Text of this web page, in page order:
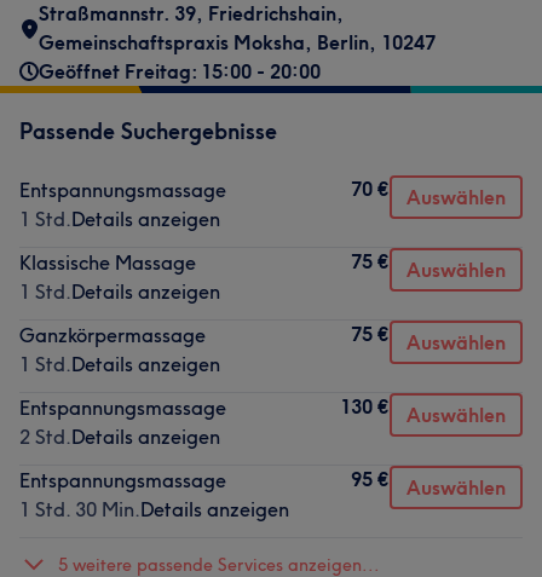
Straßmannstr. 39, Friedrichshain,
Gemeinschaftspraxis Moksha, Berlin, 10247
Geöffnet Freitag: 15:00 - 20:00
Passende Suchergebnisse
Entspannungsmassage
1 Std.Details anzeigen
70 € Auswählen
Klassische Massage
1 Std.Details anzeigen
75 € Auswählen
Ganzkörpermassage
1 Std.Details anzeigen
75 € Auswählen
Entspannungsmassage
2 Std.Details anzeigen
130 € Auswählen
Entspannungsmassage
1 Std. 30 Min.Details anzeigen
95 € Auswählen
5 weitere passende Services anzeigen...